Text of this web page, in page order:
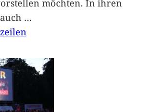
möchten. In ihren
…